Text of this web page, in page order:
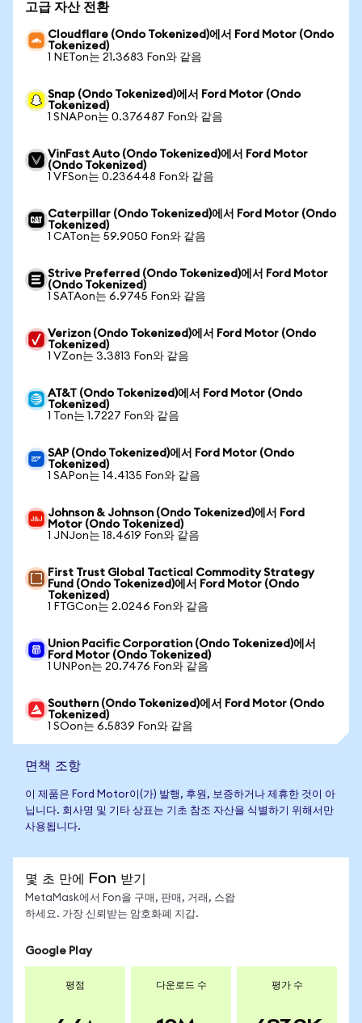
고급 자산 전환
Cloudflare (Ondo Tokenized)에서 Ford Motor (Ondo
Tokenized)
1 NETon는 21.3683 Fon와 같음
Snap (Ondo Tokenized)에서 Ford Motor (Ondo
Tokenized)
1 SNAPon는 0.376487 Fon와 같음
VinFast Auto (Ondo Tokenized)에서 Ford Motor
(Ondo Tokenized)
1 VFSon는 0.236448 Fon와 같음
Caterpillar (Ondo Tokenized)에서 Ford Motor (Ondo
Tokenized)
1 CATon는 59.9050 Fon와 같음
Strive Preferred (Ondo Tokenized)에서 Ford Motor
(Ondo Tokenized)
1 SATAon는 6.9745 Fon와 같음
Verizon (Ondo Tokenized)에서 Ford Motor (Ondo
Tokenized)
1 VZon는 3.3813 Fon와 같음
AT&T (Ondo Tokenized)에서 Ford Motor (Ondo
Tokenized)
1 Ton는 1.7227 Fon와 같음
SAP (Ondo Tokenized)에서 Ford Motor (Ondo
Tokenized)
1 SAPon는 14.4135 Fon와 같음
Johnson & Johnson (Ondo Tokenized)에서 Ford
Motor (Ondo Tokenized)
1 JNJon는 18.4619 Fon와 같음
First Trust Global Tactical Commodity Strategy
Fund (Ondo Tokenized)에서 Ford Motor (Ondo
Tokenized)
1 FTGCon는 2.0246 Fon와 같음
Union Pacific Corporation (Ondo Tokenized)에서
Ford Motor (Ondo Tokenized)
1 UNPon는 20.7476 Fon와 같음
Southern (Ondo Tokenized)에서 Ford Motor (Ondo
Tokenized)
1 SOon는 6.5839 Fon와 같음
면책 조항
이 제품은 Ford Motor이(가) 발행, 후원, 보증하거나 제휴한 것이 아
닙니다. 회사명 및 기타 상표는 기초 참조 자산을 식별하기 위해서만
사용됩니다.
몇 초 만에 Fon 받기
MetaMask에서 Fon을 구매, 판매, 거래, 스왑
하세요. 가장 신뢰받는 암호화폐 지갑.
Google Play
평점 다운로드 수 평가 수